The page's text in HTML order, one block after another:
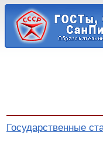
Государственные